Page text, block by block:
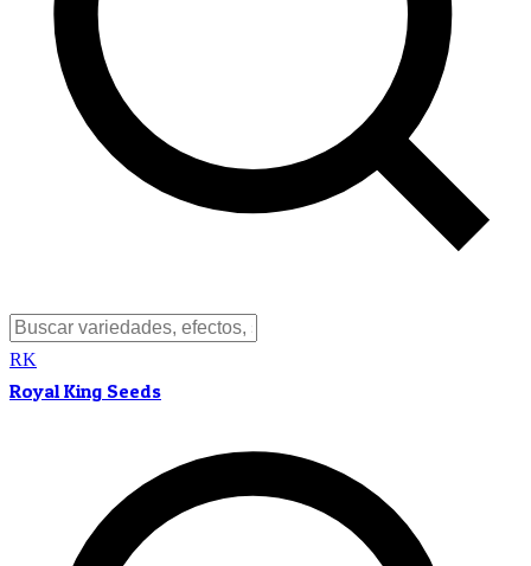
RK
Royal King Seeds